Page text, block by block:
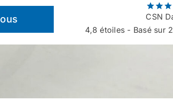
CSN
4,8 étoiles - Basé sur